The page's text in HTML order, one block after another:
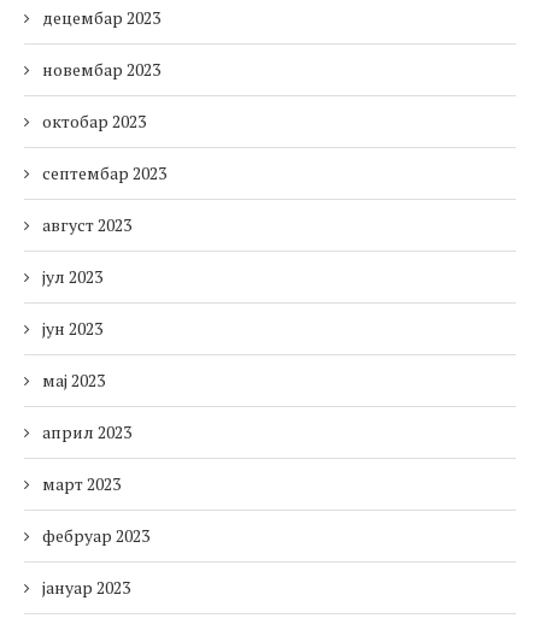
децембар 2023
новембар 2023
октобар 2023
септембар 2023
август 2023
јул 2023
јун 2023
мај 2023
април 2023
март 2023
фебруар 2023
јануар 2023